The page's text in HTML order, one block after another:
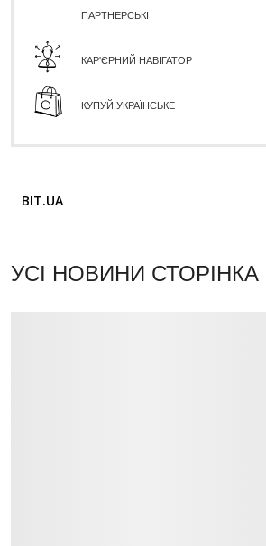
ПАРТНЕРСЬКІ
КАР'ЄРНИЙ НАВІГАТОР
КУПУЙ УКРАЇНСЬКЕ
BIT.UA
УСІ НОВИНИ